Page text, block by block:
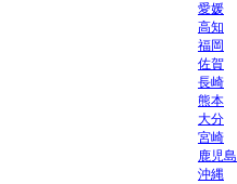
愛媛
高知
福岡
佐賀
長崎
熊本
大分
宮崎
鹿児島
沖縄